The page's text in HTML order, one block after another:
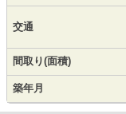
交通
間取り(面積)
築年月